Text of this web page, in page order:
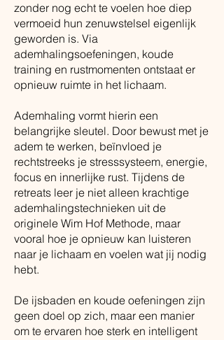
zonder nog echt te voelen hoe diep
vermoeid hun zenuwstelsel eigenlijk
geworden is. Via
ademhalingsoefeningen, koude
training en rustmomenten ontstaat er
opnieuw ruimte in het lichaam.
Ademhaling vormt hierin een
belangrijke sleutel. Door bewust met je
adem te werken, beïnvloed je
rechtstreeks je stresssysteem, energie,
focus en innerlijke rust. Tijdens de
retreats leer je niet alleen krachtige
ademhalingstechnieken uit de
originele Wim Hof Methode, maar
vooral hoe je opnieuw kan luisteren
naar je lichaam en voelen wat jij nodig
hebt.
De ijsbaden en koude oefeningen zijn
geen doel op zich, maar een manier
om te ervaren hoe sterk en intelligent